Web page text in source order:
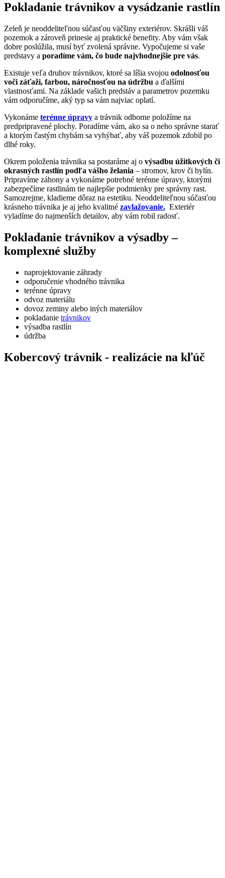
Pokladanie trávnikov a vysádzanie rastlín
Zeleň je neoddeliteľnou súčasťou väčšiny exteriérov. Skrášli váš
pozemok a zároveň prinesie aj praktické benefity. Aby vám však
dobre poslúžila, musí byť zvolená správne. Vypočujeme si vaše
predstavy a poradíme vám, čo bude najvhodnejšie pre vás.
Existuje veľa druhov trávnikov, ktoré sa líšia svojou odolnosťou
voči záťaži, farbou, náročnosťou na údržbu a ďalšími
vlastnosťami. Na základe vašich predstáv a parametrov pozemku
vám odporučíme, aký typ sa vám najviac oplatí.
Vykonáme terénne úpravy a trávnik odborne položíme na
predpripravené plochy. Poradíme vám, ako sa o neho správne starať
a ktorým častým chybám sa vyhýbať, aby váš pozemok zdobil po
dlhé roky.
Okrem položenia trávnika sa postaráme aj o výsadbu úžitkových či
okrasných rastlín podľa vášho želania – stromov, krov či bylín.
Pripravíme záhony a vykonáme potrebné terénne úpravy, ktorými
zabezpečíme rastlinám tie najlepšie podmienky pre správny rast.
Samozrejme, kladieme dôraz na estetiku. Neoddeliteľnou súčasťou
krásneho trávnika je aj jeho kvalitné zavlažovanie. Exteriér
vyladíme do najmenších detailov, aby vám robil radosť.
Pokladanie trávnikov a výsadby –
komplexné služby
naprojektovanie záhrady
odporučenie vhodného trávnika
terénne úpravy
odvoz materiálu
dovoz zeminy alebo iných materiálov
pokladanie trávnikov
výsadba rastlín
údržba
Kobercový trávnik - realizácie na kľúč